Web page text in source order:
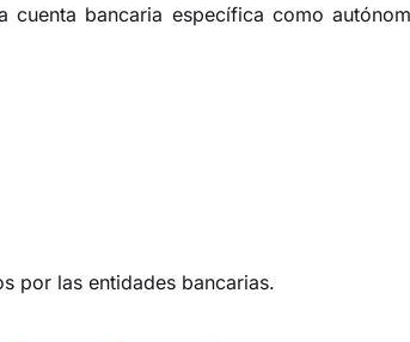
cuenta bancaria específica como
por las entidades bancarias.